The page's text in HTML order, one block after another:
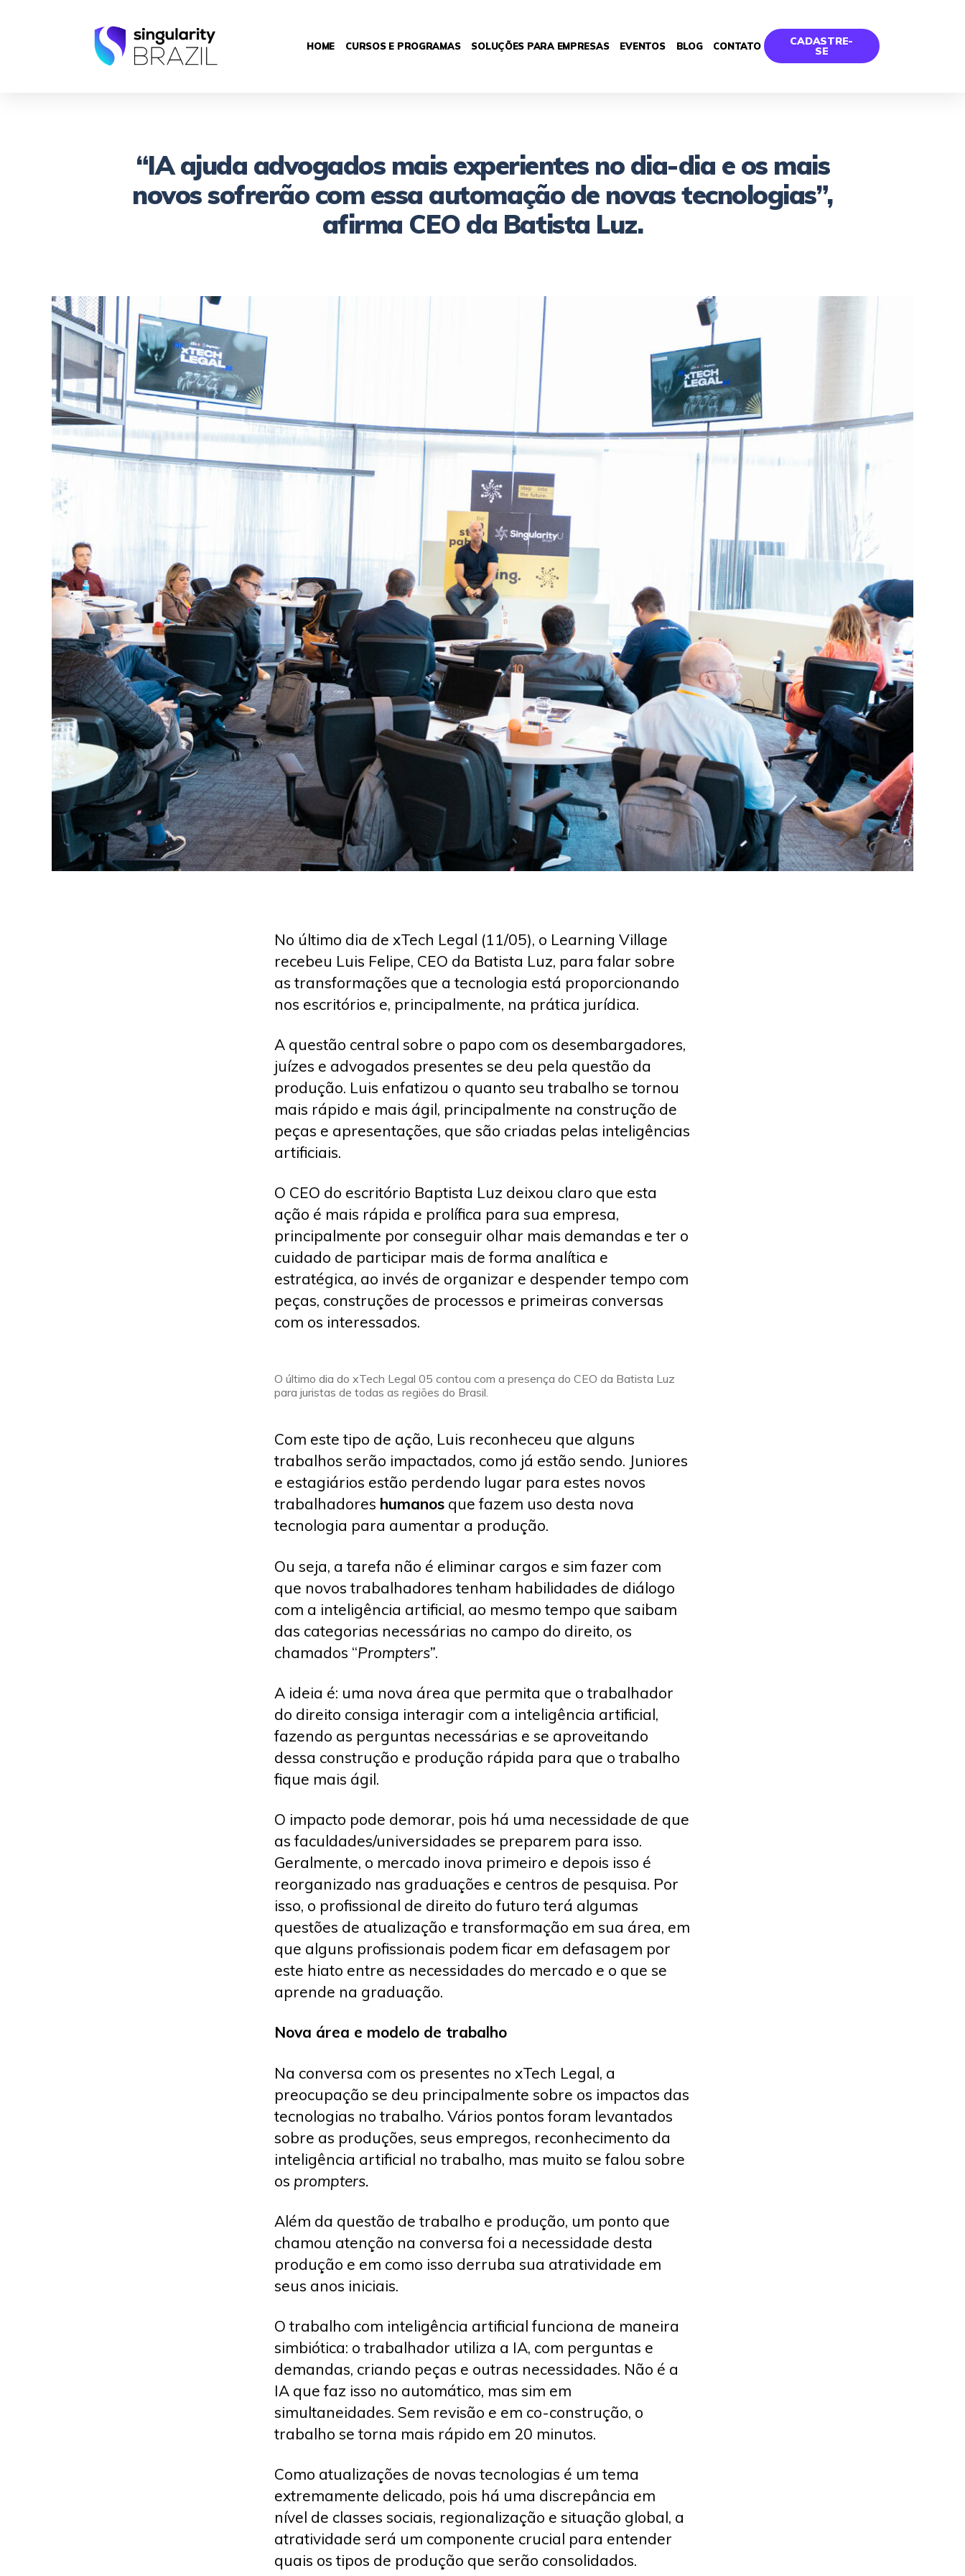
HOME CURSOS E PROGRAMAS SOLUÇÕES PARA EMPRESAS EVENTOS BLOG CONTATO CADASTRE-
SE
“IA ajuda advogados mais experientes no dia-dia e os mais
novos sofrerão com essa automação de novas tecnologias”,
afirma CEO da Batista Luz.
No último dia de xTech Legal (11/05), o Learning Village
recebeu Luis Felipe, CEO da Batista Luz, para falar sobre
as transformações que a tecnologia está proporcionando
nos escritórios e, principalmente, na prática jurídica.
A questão central sobre o papo com os desembargadores,
juízes e advogados presentes se deu pela questão da
produção. Luis enfatizou o quanto seu trabalho se tornou
mais rápido e mais ágil, principalmente na construção de
peças e apresentações, que são criadas pelas inteligências
artificiais.
O CEO do escritório Baptista Luz deixou claro que esta
ação é mais rápida e prolífica para sua empresa,
principalmente por conseguir olhar mais demandas e ter o
cuidado de participar mais de forma analítica e
estratégica, ao invés de organizar e despender tempo com
peças, construções de processos e primeiras conversas
com os interessados.
O último dia do xTech Legal 05 contou com a presença do CEO da Batista Luz
para juristas de todas as regiões do Brasil.
Com este tipo de ação, Luis reconheceu que alguns
trabalhos serão impactados, como já estão sendo. Juniores
e estagiários estão perdendo lugar para estes novos
trabalhadores humanos que fazem uso desta nova
tecnologia para aumentar a produção.
Ou seja, a tarefa não é eliminar cargos e sim fazer com
que novos trabalhadores tenham habilidades de diálogo
com a inteligência artificial, ao mesmo tempo que saibam
das categorias necessárias no campo do direito, os
chamados “Prompters”.
A ideia é: uma nova área que permita que o trabalhador
do direito consiga interagir com a inteligência artificial,
fazendo as perguntas necessárias e se aproveitando
dessa construção e produção rápida para que o trabalho
fique mais ágil.
O impacto pode demorar, pois há uma necessidade de que
as faculdades/universidades se preparem para isso.
Geralmente, o mercado inova primeiro e depois isso é
reorganizado nas graduações e centros de pesquisa. Por
isso, o profissional de direito do futuro terá algumas
questões de atualização e transformação em sua área, em
que alguns profissionais podem ficar em defasagem por
este hiato entre as necessidades do mercado e o que se
aprende na graduação.
Nova área e modelo de trabalho
Na conversa com os presentes no xTech Legal, a
preocupação se deu principalmente sobre os impactos das
tecnologias no trabalho. Vários pontos foram levantados
sobre as produções, seus empregos, reconhecimento da
inteligência artificial no trabalho, mas muito se falou sobre
os prompters.
Além da questão de trabalho e produção, um ponto que
chamou atenção na conversa foi a necessidade desta
produção e em como isso derruba sua atratividade em
seus anos iniciais.
O trabalho com inteligência artificial funciona de maneira
simbiótica: o trabalhador utiliza a IA, com perguntas e
demandas, criando peças e outras necessidades. Não é a
IA que faz isso no automático, mas sim em
simultaneidades. Sem revisão e em co-construção, o
trabalho se torna mais rápido em 20 minutos.
Como atualizações de novas tecnologias é um tema
extremamente delicado, pois há uma discrepância em
nível de classes sociais, regionalização e situação global, a
atratividade será um componente crucial para entender
quais os tipos de produção que serão consolidados.